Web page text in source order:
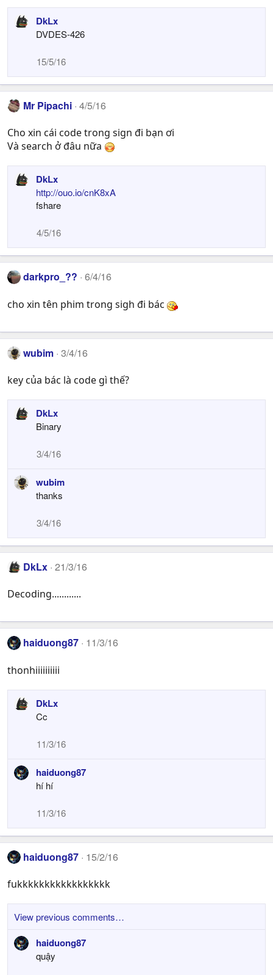
DkLx
DVDES-426
15/5/16
Mr Pipachi 4/5/16
Cho xin cái code trong sign đi bạn ơi
Và search ở đâu nữa
DkLx
http://ouo.io/cnK8xA
fshare
4/5/16
darkpro_?? 6/4/16
cho xin tên phim trong sigh đi bác
wubim 3/4/16
key của bác là code gì thế?
DkLx
Binary
3/4/16
wubim
thanks
3/4/16
DkLx 21/3/16
Decoding............
haiduong87 11/3/16
thonhiiiiiiiiii
DkLx
Cc
11/3/16
haiduong87
hí hí
11/3/16
haiduong87 15/2/16
fukkkkkkkkkkkkkkkkk
View previous comments…
haiduong87
quậy